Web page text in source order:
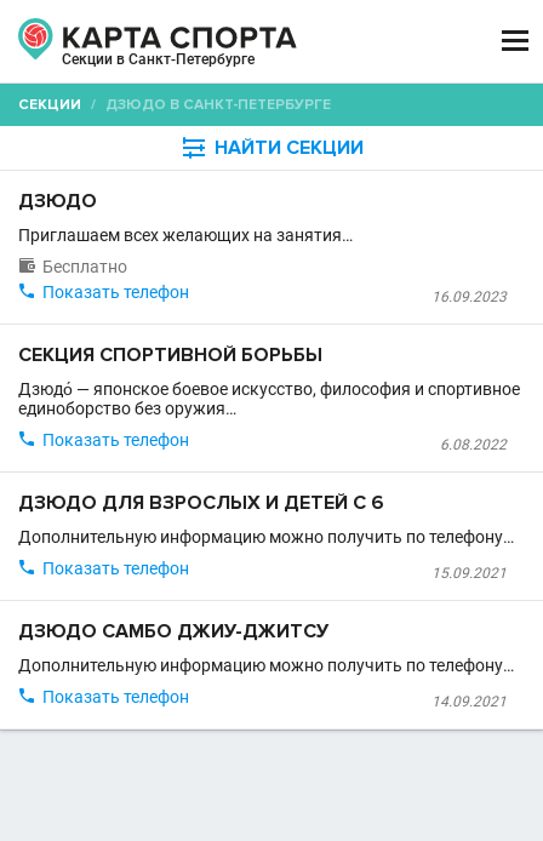
Секции в Санкт-Петербурге

СЕКЦИИ / ДЗЮДО В САНКТ-ПЕТЕРБУРГЕ
 НАЙТИ СЕКЦИИ
ДЗЮДО
Приглашаем всех желающих на занятия…
 Бесплатно
16.09.2023
 Показать телефон
СЕКЦИЯ СПОРТИВНОЙ БОРЬБЫ
Дзюдо́ — японское боевое искусство, философия и спортивное
единоборство без оружия…
6.08.2022
 Показать телефон
ДЗЮДО ДЛЯ ВЗРОСЛЫХ И ДЕТЕЙ С 6
Дополнительную информацию можно получить по телефону…
15.09.2021
 Показать телефон
ДЗЮДО САМБО ДЖИУ-ДЖИТСУ
Дополнительную информацию можно получить по телефону…
14.09.2021
 Показать телефон